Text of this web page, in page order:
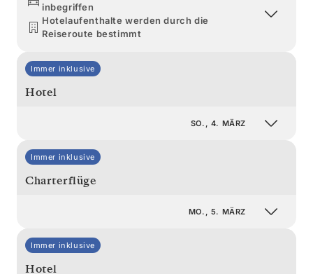
inbegriffen
Hotelaufenthalte werden durch die
Reiseroute bestimmt
Immer inklusive
Hotel
SO., 4. MÄRZ
Immer inklusive
Charterflüge
MO., 5. MÄRZ
Immer inklusive
Hotel